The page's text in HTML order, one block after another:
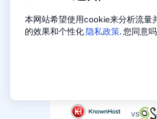
本网站希望使用cookie来分析流量
的效果和个性化 隐私政策. 您同意
vs
vs